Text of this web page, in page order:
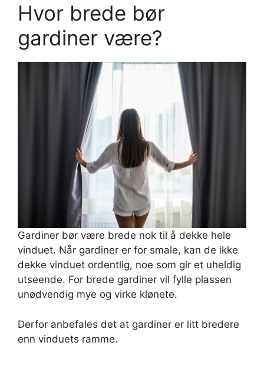
Hvor brede bør
gardiner være?
Gardiner bør være brede nok til å dekke hele
vinduet. Når gardiner er for smale, kan de ikke
dekke vinduet ordentlig, noe som gir et uheldig
utseende. For brede gardiner vil fylle plassen
unødvendig mye og virke klønete.
Derfor anbefales det at gardiner er litt bredere
enn vinduets ramme.